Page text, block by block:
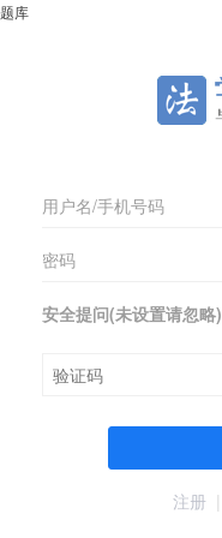
题库
安全提问(未设置请忽略)
注册 |